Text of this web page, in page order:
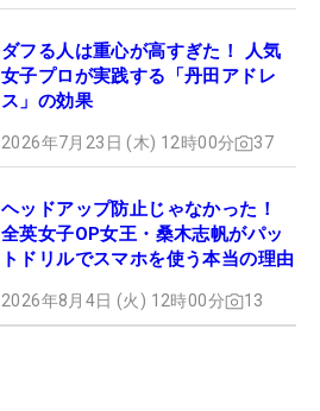
ダフる人は重心が高すぎた！ 人気
女子プロが実践する「丹田アドレ
ス」の効果
2026年7月23日 (木) 12時00分 37
ヘッドアップ防止じゃなかった！
全英女子OP女王・桑木志帆がパッ
トドリルでスマホを使う本当の理由
2026年8月4日 (火) 12時00分 13